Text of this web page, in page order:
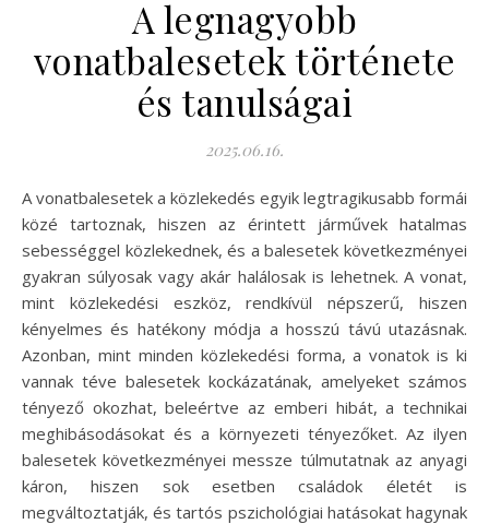
A legnagyobb
vonatbalesetek története
és tanulságai
2025.06.16.
A vonatbalesetek a közlekedés egyik legtragikusabb formái
közé tartoznak, hiszen az érintett járművek hatalmas
sebességgel közlekednek, és a balesetek következményei
gyakran súlyosak vagy akár halálosak is lehetnek. A vonat,
mint közlekedési eszköz, rendkívül népszerű, hiszen
kényelmes és hatékony módja a hosszú távú utazásnak.
Azonban, mint minden közlekedési forma, a vonatok is ki
vannak téve balesetek kockázatának, amelyeket számos
tényező okozhat, beleértve az emberi hibát, a technikai
meghibásodásokat és a környezeti tényezőket. Az ilyen
balesetek következményei messze túlmutatnak az anyagi
káron, hiszen sok esetben családok életét is
megváltoztatják, és tartós pszichológiai hatásokat hagynak